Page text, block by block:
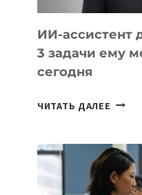
ИИ-ассистент
3 задачи ему
сегодня
ЧИТАТЬ ДАЛЕЕ ИИ-
КАКИЕ
3